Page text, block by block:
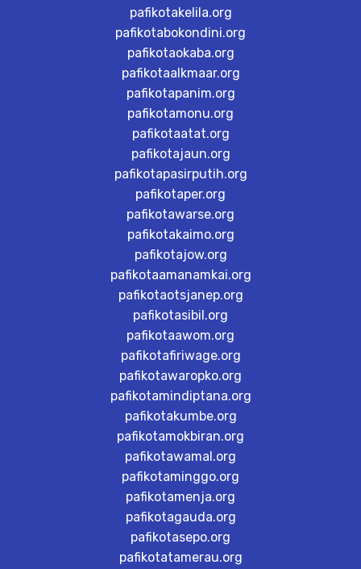
pafikotakelila.org
pafikotabokondini.org
pafikotaokaba.org
pafikotaalkmaar.org
pafikotapanim.org
pafikotamonu.org
pafikotaatat.org
pafikotajaun.org
pafikotapasirputih.org
pafikotaper.org
pafikotawarse.org
pafikotakaimo.org
pafikotajow.org
pafikotaamanamkai.org
pafikotaotsjanep.org
pafikotasibil.org
pafikotaawom.org
pafikotafiriwage.org
pafikotawaropko.org
pafikotamindiptana.org
pafikotakumbe.org
pafikotamokbiran.org
pafikotawamal.org
pafikotaminggo.org
pafikotamenja.org
pafikotagauda.org
pafikotasepo.org
pafikotatamerau.org